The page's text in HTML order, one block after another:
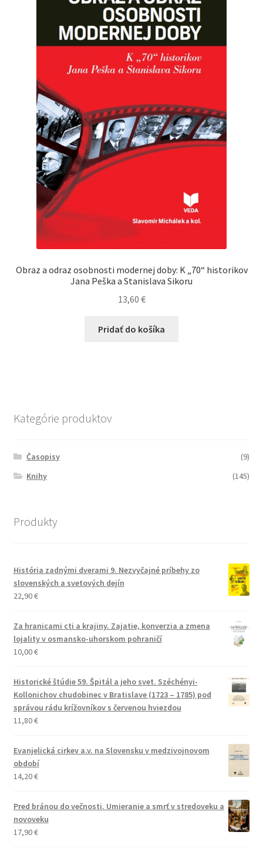
Obraz a odraz osobnosti modernej doby: K „70“ historikov
Jana Peška a Stanislava Sikoru
13,60 €
Pridať do košíka
Kategórie produktov
Časopisy
(9)
Knihy
(145)
Produkty
História zadnými dverami 9. Nezvyčajné príbehy zo
slovenských a svetových dejín
22,90€
Za hranicami cti a krajiny. Zajatie, konverzia a zmena
lojality v osmansko-uhorskom pohraničí
10,00€
Historické štúdie 59. Špitál a jeho svet. Széchényi-
Kollonichov chudobinec v Bratislave (1723 – 1785) pod
správou rádu krížovníkov s červenou hviezdou
11,80€
Evanjelická cirkev a.v. na Slovensku v medzivojnovom
období
14,20€
Pred bránou do večnosti. Umieranie a smrť v stredoveku a
novoveku
17,90€